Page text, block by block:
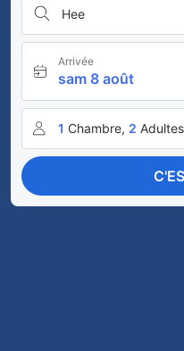
Hee
Arrivée
sam 8 août
1 Chambre, 2